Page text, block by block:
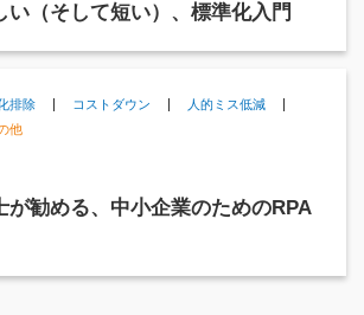
い（そして短い）、標準化入門
排除 コストダウン
人的ミス低減
他
が勧める、中小企業のためのRPA